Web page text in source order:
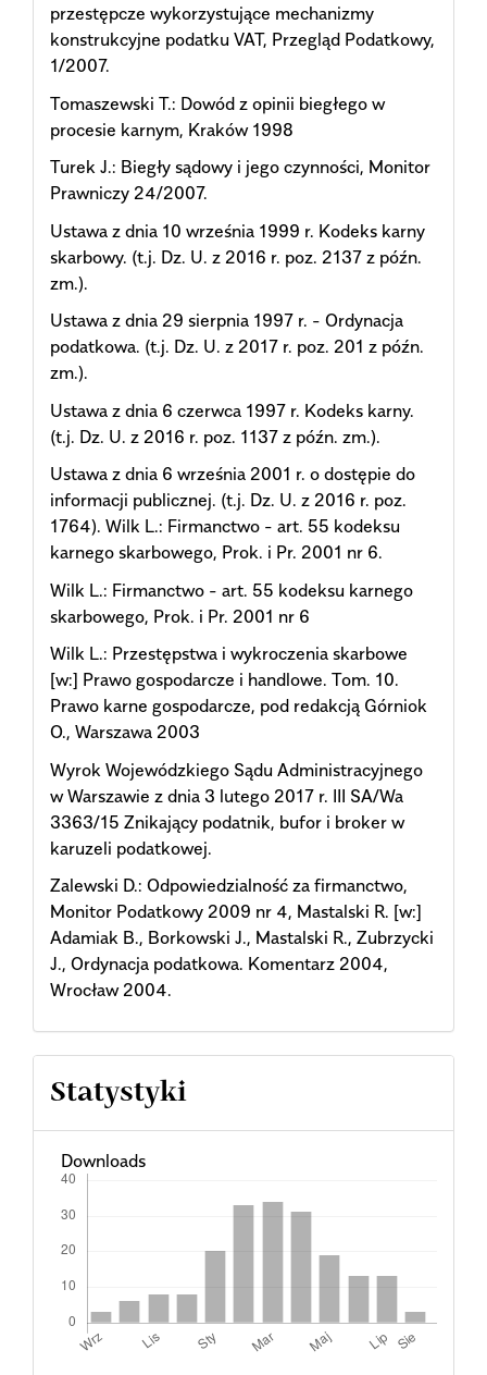
przestępcze wykorzystujące mechanizmy
konstrukcyjne podatku VAT, Przegląd Podatkowy,
1/2007.
Tomaszewski T.: Dowód z opinii biegłego w
procesie karnym, Kraków 1998
Turek J.: Biegły sądowy i jego czynności, Monitor
Prawniczy 24/2007.
Ustawa z dnia 10 września 1999 r. Kodeks karny
skarbowy. (t.j. Dz. U. z 2016 r. poz. 2137 z późn.
zm.).
Ustawa z dnia 29 sierpnia 1997 r. - Ordynacja
podatkowa. (t.j. Dz. U. z 2017 r. poz. 201 z późn.
zm.).
Ustawa z dnia 6 czerwca 1997 r. Kodeks karny.
(t.j. Dz. U. z 2016 r. poz. 1137 z późn. zm.).
Ustawa z dnia 6 września 2001 r. o dostępie do
informacji publicznej. (t.j. Dz. U. z 2016 r. poz.
1764). Wilk L.: Firmanctwo - art. 55 kodeksu
karnego skarbowego, Prok. i Pr. 2001 nr 6.
Wilk L.: Firmanctwo - art. 55 kodeksu karnego
skarbowego, Prok. i Pr. 2001 nr 6
Wilk L.: Przestępstwa i wykroczenia skarbowe
[w:] Prawo gospodarcze i handlowe. Tom. 10.
Prawo karne gospodarcze, pod redakcją Górniok
O., Warszawa 2003
Wyrok Wojewódzkiego Sądu Administracyjnego
w Warszawie z dnia 3 lutego 2017 r. III SA/Wa
3363/15 Znikający podatnik, bufor i broker w
karuzeli podatkowej.
Zalewski D.: Odpowiedzialność za firmanctwo,
Monitor Podatkowy 2009 nr 4, Mastalski R. [w:]
Adamiak B., Borkowski J., Mastalski R., Zubrzycki
J., Ordynacja podatkowa. Komentarz 2004,
Wrocław 2004.
Statystyki
Downloads